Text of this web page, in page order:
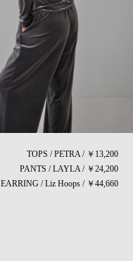
TOPS / PETRA / ￥13,200
PANTS / LAYLA / ￥24,200
EARRING / Liz Hoops / ￥44,660